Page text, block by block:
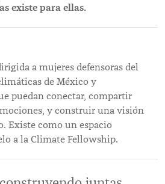
existe para ellas.
a mujeres defensoras del
de México y
puedan conectar, compartir
y construir una visión
Existe como un espacio
a la Climate Fellowship.